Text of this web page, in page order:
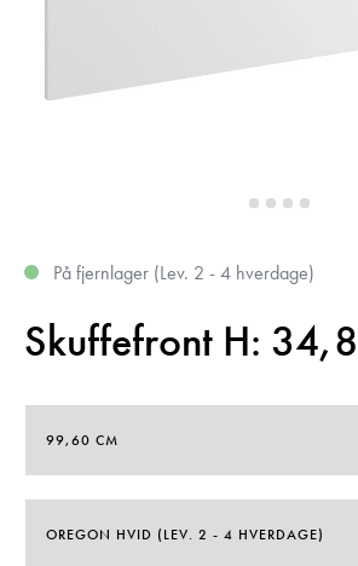
På fjernlager (Lev. 2 - 4 hverdage)
Skuffefront H: